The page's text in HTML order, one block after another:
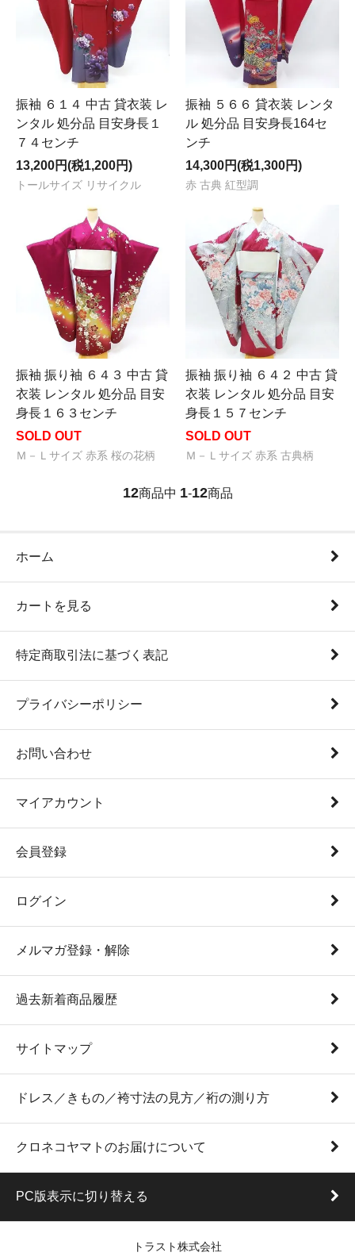
振袖 ６１４ 中古 貸衣装 レ
ンタル 処分品 目安身長１
７４センチ
13,200円(税1,200円)
トールサイズ リサイクル
振袖 ５６６ 貸衣装 レンタ
ル 処分品 目安身長164セ
ンチ
14,300円(税1,300円)
赤 古典 紅型調
振袖 振り袖 ６４３ 中古 貸
衣装 レンタル 処分品 目安
身長１６３センチ
SOLD OUT
Ｍ－Ｌサイズ 赤系 桜の花柄
振袖 振り袖 ６４２ 中古 貸
衣装 レンタル 処分品 目安
身長１５７センチ
SOLD OUT
Ｍ－Ｌサイズ 赤系 古典柄
12商品中 1-12商品
ホーム
カートを見る
特定商取引法に基づく表記
プライバシーポリシー
お問い合わせ
マイアカウント
会員登録
ログイン
メルマガ登録・解除
過去新着商品履歴
サイトマップ
ドレス／きもの／袴寸法の見方／裄の測り方
クロネコヤマトのお届けについて
PC版表示に切り替える
トラスト株式会社